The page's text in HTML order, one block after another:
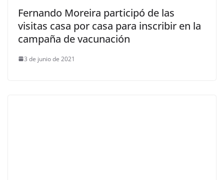
Fernando Moreira participó de las
visitas casa por casa para inscribir en la
campaña de vacunación
3 de junio de 2021